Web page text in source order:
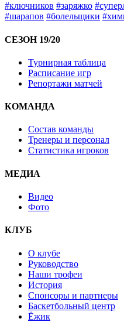
#ключников #заряжко
#шарапов #болельщики
СЕЗОН 19/20
Турнирная таблица
Расписание игр
Репортажи матчей
КОМАНДА
Состав команды
Тренеры и персонал
Статистика игроков
МЕДИА
Видео
Фото
КЛУБ
О клубе
Руководство
Наши трофеи
История
Спонсоры и партнеры
Баскетбольный центр
Ёжик